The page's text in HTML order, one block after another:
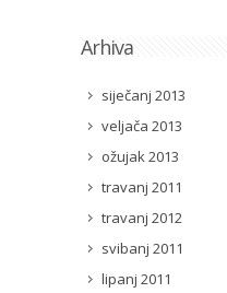
Arhiva
siječanj 2013
veljača 2013
ožujak 2013
travanj 2011
travanj 2012
svibanj 2011
lipanj 2011